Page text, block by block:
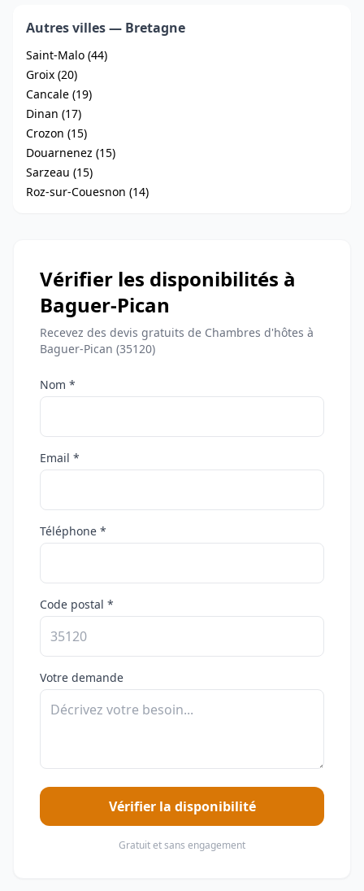
Autres villes — Bretagne
Saint-Malo (44)
Groix (20)
Cancale (19)
Dinan (17)
Crozon (15)
Douarnenez (15)
Sarzeau (15)
Roz-sur-Couesnon (14)
Vérifier les disponibilités à
Baguer-Pican
Recevez des devis gratuits de Chambres d'hôtes à
Baguer-Pican (35120)
Nom *
Email *
Téléphone *
Code postal *
Votre demande
Vérifier la disponibilité
Gratuit et sans engagement